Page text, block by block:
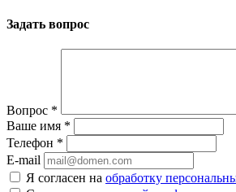
Задать вопрос
Вопрос *
Ваше имя *
Телефон *
E-mail
Я согласен на обработку